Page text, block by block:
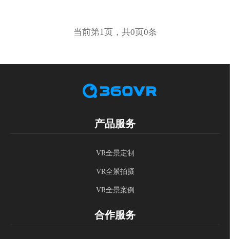
当前第1页，共0页0条
产品服务
VR全景定制
VR全景拍摄
VR全景案例
合作服务